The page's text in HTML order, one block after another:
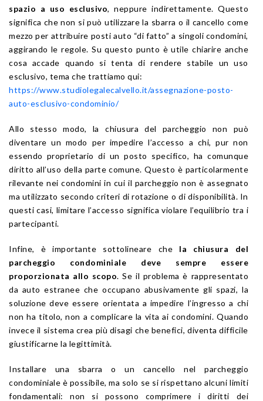
spazio a uso esclusivo, neppure indirettamente. Questo
significa che non si può utilizzare la sbarra o il cancello come
mezzo per attribuire posti auto “di fatto” a singoli condomini,
aggirando le regole. Su questo punto è utile chiarire anche
cosa accade quando si tenta di rendere stabile un uso
esclusivo, tema che trattiamo qui:
https://www.studiolegalecalvello.it/assegnazione-posto-
auto-esclusivo-condominio/
Allo stesso modo, la chiusura del parcheggio non può
diventare un modo per impedire l’accesso a chi, pur non
essendo proprietario di un posto specifico, ha comunque
diritto all’uso della parte comune. Questo è particolarmente
rilevante nei condomini in cui il parcheggio non è assegnato
ma utilizzato secondo criteri di rotazione o di disponibilità. In
questi casi, limitare l’accesso significa violare l’equilibrio tra i
partecipanti.
Infine, è importante sottolineare che la chiusura del
parcheggio condominiale deve sempre essere
proporzionata allo scopo. Se il problema è rappresentato
da auto estranee che occupano abusivamente gli spazi, la
soluzione deve essere orientata a impedire l’ingresso a chi
non ha titolo, non a complicare la vita ai condomini. Quando
invece il sistema crea più disagi che benefici, diventa difficile
giustificarne la legittimità.
Installare una sbarra o un cancello nel parcheggio
condominiale è possibile, ma solo se si rispettano alcuni limiti
fondamentali: non si possono comprimere i diritti dei